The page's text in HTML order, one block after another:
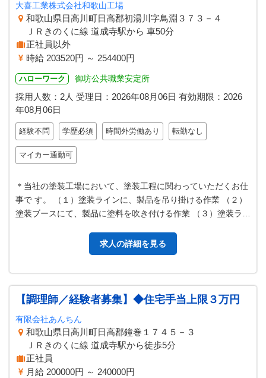
大喜工業株式会社和歌山工場
和歌山県日高川町日高郡初湯川字鳥淵３７３－４
ＪＲきのくに線 道成寺駅から 車50分
正社員以外
時給 203520円 ～ 254400円
ハローワーク 御坊公共職業安定所
採用人数：2人 受理日： 2026年08月06日 有効期限： 2026
年08月06日
経験不問 学歴必須 時間外労働あり 転勤なし
マイカー通勤可
＊当社の塗装工場において、塗装工程に関わっていただくお仕
事で す。 （１）塗装ラインに、製品を吊り掛ける作業 （２）
塗装ブースにて、製品に塗料を吹き付ける作業 （３）塗装ライ
求人の詳細を見る
【調理師／経験者募集】◆住宅手当上限３万円
有限会社あんちん
和歌山県日高川町日高郡鐘巻１７４５－３
ＪＲきのくに線 道成寺駅から徒歩5分
正社員
月給 200000円 ～ 240000円